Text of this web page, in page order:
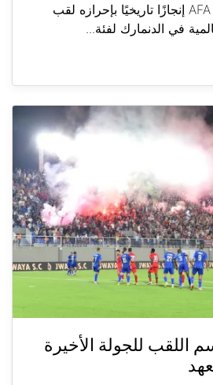
حقق فريق AFA Lebanon إنجازًا تاريخيًا بإحرازه لقب
اللقب للجولة الأخيرة